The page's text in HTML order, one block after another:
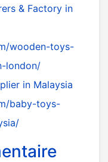
& Factory in
wooden-toys-
london/
in Malaysia
baby-toys-